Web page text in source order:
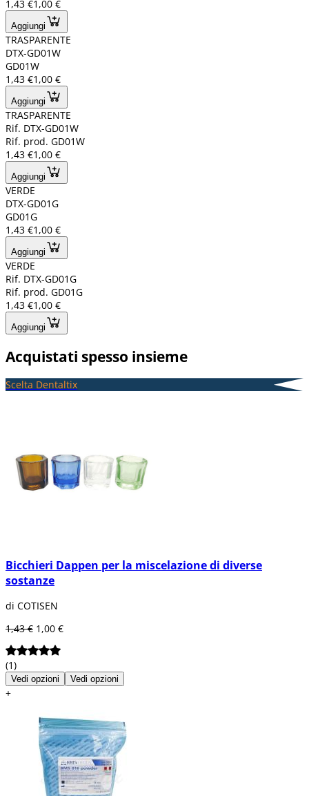
1,43 €1,00 €
Aggiungi
TRASPARENTE
DTX-GD01W
GD01W
1,43 €1,00 €
Aggiungi
TRASPARENTE
Rif. DTX-GD01W
Rif. prod. GD01W
1,43 €1,00 €
Aggiungi
VERDE
DTX-GD01G
GD01G
1,43 €1,00 €
Aggiungi
VERDE
Rif. DTX-GD01G
Rif. prod. GD01G
1,43 €1,00 €
Aggiungi
Acquistati spesso insieme
Scelta Dentaltix
Bicchieri Dappen per la miscelazione di diverse
sostanze
di COTISEN
1,43 € 1,00 €
(1)
Vedi opzioni Vedi opzioni
+